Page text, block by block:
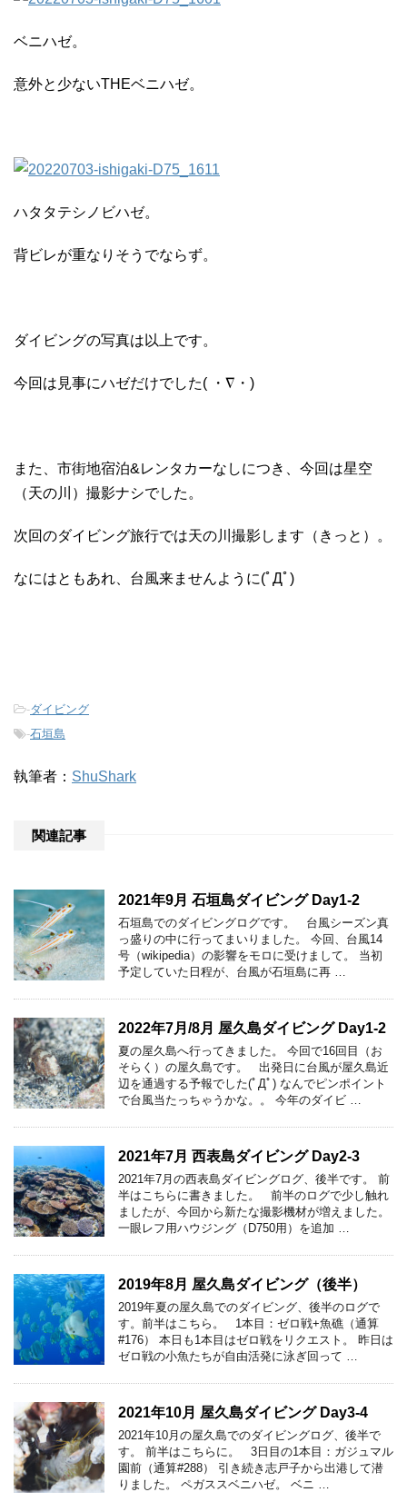
ベニハゼ。
意外と少ないTHEベニハゼ。
ハタタテシノビハゼ。
背ビレが重なりそうでならず。
ダイビングの写真は以上です。
今回は見事にハゼだけでした( ・∇・)
また、市街地宿泊&レンタカーなしにつき、今回は星空
（天の川）撮影ナシでした。
次回のダイビング旅行では天の川撮影します（きっと）。
なにはともあれ、台風来ませんように(ﾟДﾟ)
-ダイビング
-石垣島
執筆者： ShuShark
関連記事
2021年9月 石垣島ダイビング Day1-2
石垣島でのダイビングログです。 台風シーズン真
っ盛りの中に行ってまいりました。 今回、台風14
号（wikipedia）の影響をモロに受けまして。 当初
予定していた日程が、台風が石垣島に再 …
2022年7月/8月 屋久島ダイビング Day1-2
夏の屋久島へ行ってきました。 今回で16回目（お
そらく）の屋久島です。 出発日に台風が屋久島近
辺を通過する予報でした(ﾟДﾟ) なんでピンポイント
で台風当たっちゃうかな。。 今年のダイビ …
2021年7月 西表島ダイビング Day2-3
2021年7月の西表島ダイビングログ、後半です。 前
半はこちらに書きました。 前半のログで少し触れ
ましたが、今回から新たな撮影機材が増えました。
一眼レフ用ハウジング（D750用）を追加 …
2019年8月 屋久島ダイビング（後半）
2019年夏の屋久島でのダイビング、後半のログで
す。前半はこちら。 1本目：ゼロ戦+魚礁（通算
#176） 本日も1本目はゼロ戦をリクエスト。 昨日は
ゼロ戦の小魚たちが自由活発に泳ぎ回って …
2021年10月 屋久島ダイビング Day3-4
2021年10月の屋久島でのダイビングログ、後半で
す。 前半はこちらに。 3日目の1本目：ガジュマル
園前（通算#288） 引き続き志戸子から出港して潜
りました。 ペガススベニハゼ。 ベニ …